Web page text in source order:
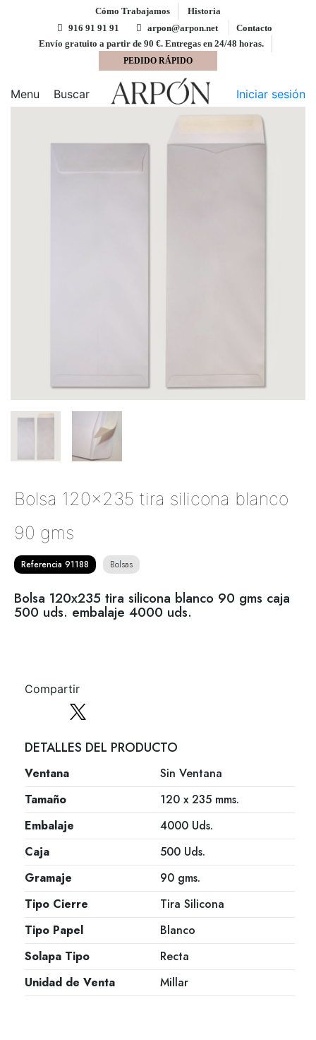
Cómo Trabajamos
Historia
916 91 91 91
arpon@arpon.net
Contacto
Envío gratuito a partir de 90 €. Entregas en 24/48 horas.
PEDIDO RÁPIDO
Menu Buscar Iniciar sesión
Bolsa 120x235 tira silicona blanco 90
gms
Bolsa 120x235 tira silicona blanco
90 gms
Referencia 91188 Bolsas
Bolsa 120x235 tira silicona blanco 90 gms caja
500 uds. embalaje 4000 uds.
Compartir
DETALLES DEL PRODUCTO
Ventana
Sin Ventana
Tamaño
120 x 235 mms.
Embalaje
4000 Uds.
Caja
500 Uds.
Gramaje
90 gms.
Tipo Cierre
Tira Silicona
Tipo Papel
Blanco
Solapa Tipo
Recta
Unidad de Venta
Millar